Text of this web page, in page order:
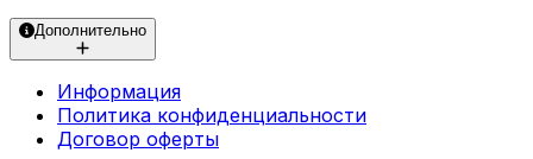
Дополнительно
Информация
Политика конфиденциальности
Договор оферты